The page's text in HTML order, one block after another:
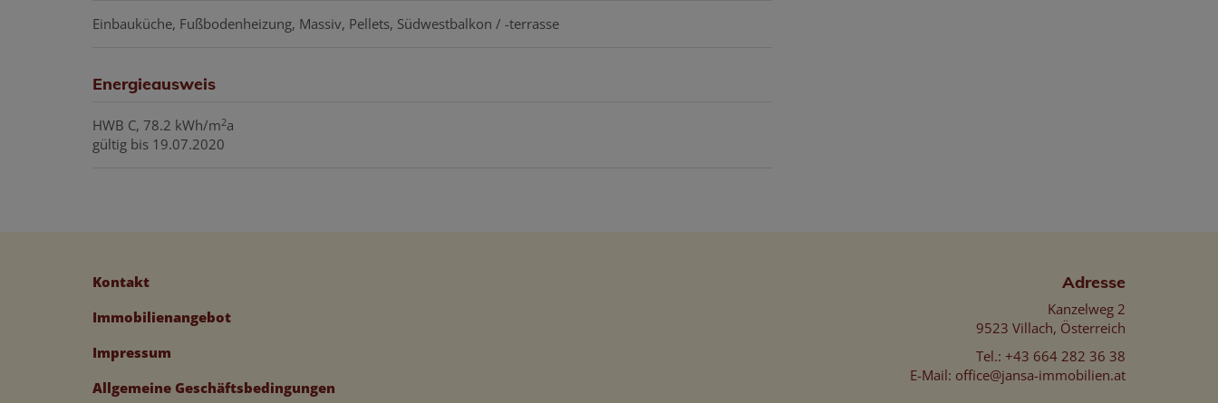
Einbauküche Fußbodenheizung Massiv Pellets Südwestbalkon / -terrasse
Energieausweis
HWB C, 78.2 kWh/m2a
gültig bis 19.07.2020
Kontakt
Immobilienangebot
Impressum
Allgemeine Geschäftsbedingungen
Adresse
Kanzelweg 2
9523 Villach, Österreich
Tel.: +43 664 282 36 38
E-Mail: office@jansa-immobilien.at